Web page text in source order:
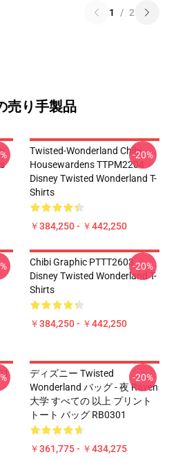
1 / 2
売り手製品
Twisted-Wonderland Chibi
Housewardens TTPM2204
Disney Twisted Wonderland T-
Shirts
￥384,250 - ￥442,250
-20%
Chibi Graphic PTTT2603
Disney Twisted Wonderland T-
Shirts
￥384,250 - ￥442,250
-20%
ディズニー Twisted
Wonderland バッグ - 夜 Raven
大学 すべての 以上 プリント
トート バッグ RB0301
￥361,775 - ￥434,275
-20%